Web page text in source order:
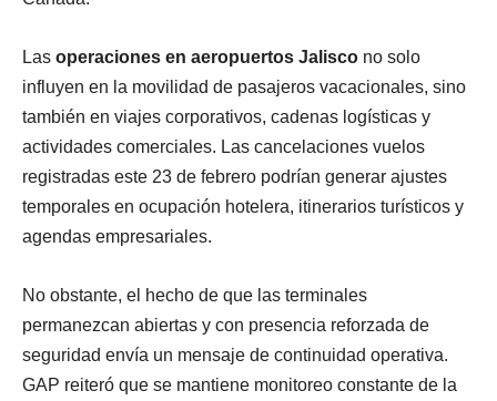
Las operaciones en aeropuertos Jalisco no solo
influyen en la movilidad de pasajeros vacacionales, sino
también en viajes corporativos, cadenas logísticas y
actividades comerciales. Las cancelaciones vuelos
registradas este 23 de febrero podrían generar ajustes
temporales en ocupación hotelera, itinerarios turísticos y
agendas empresariales.
No obstante, el hecho de que las terminales
permanezcan abiertas y con presencia reforzada de
seguridad envía un mensaje de continuidad operativa.
GAP reiteró que se mantiene monitoreo constante de la